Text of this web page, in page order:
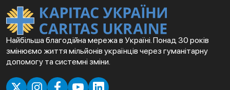
Найбільша благодійна мережа в Україні. Понад 30 років
змінюємо життя мільйонів українців через гуманітарну
допомогу та системні зміни.